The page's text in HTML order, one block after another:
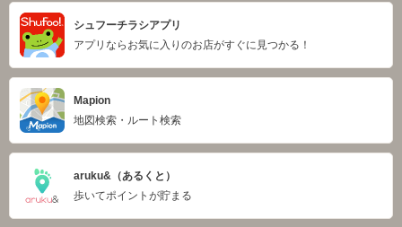
シュフーチラシアプリ
アプリならお気に入りのお店がすぐに見つかる！
Mapion
地図検索・ルート検索
aruku&（あるくと）
歩いてポイントが貯まる